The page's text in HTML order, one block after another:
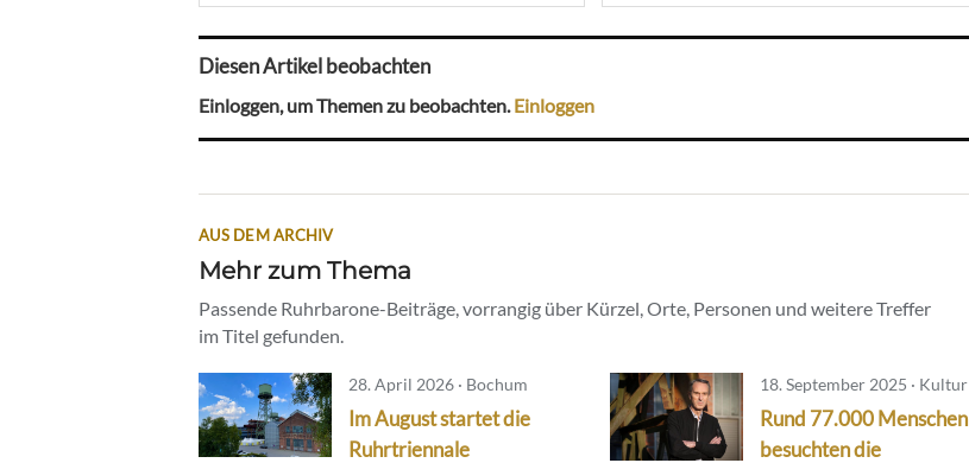
Diesen Artikel beobachten
Einloggen, um Themen zu beobachten.Einloggen
AUS DEM ARCHIV
Mehr zum Thema
Passende Ruhrbarone-Beiträge, vorrangig über Kürzel, Orte, Personen und weitere Treffer
im Titel gefunden.
28. April 2026 · Bochum
Im August startet die
Ruhrtriennale
18. September 2025 · Kultur
Rund 77.000 Menschen
besuchten die